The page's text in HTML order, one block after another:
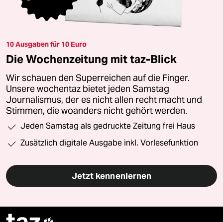
10 Ausgaben für 10 Euro
Die Wochenzeitung mit taz-Blick
Wir schauen den Superreichen auf die Finger.
Unsere wochentaz bietet jeden Samstag
Journalismus, der es nicht allen recht macht und
Stimmen, die woanders nicht gehört werden.
Jeden Samstag als gedruckte Zeitung frei Haus
Zusätzlich digitale Ausgabe inkl. Vorlesefunktion
Jetzt kennenlernen